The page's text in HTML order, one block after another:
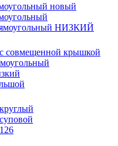
новый
НИЗКИЙ
совмещенной крышкой